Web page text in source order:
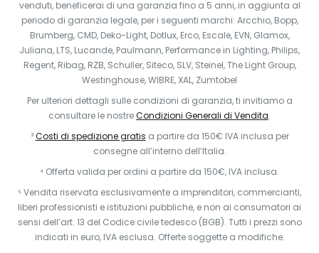
venduti, beneficerai di una garanzia fino a 5 anni, in aggiunta al
periodo di garanzia legale, per i seguenti marchi: Arcchio, Bopp,
Brumberg, CMD, Deko-Light, Dotlux, Erco, Escale, EVN, Glamox,
Juliana, LTS, Lucande, Paulmann, Performance in Lighting, Philips,
Regent, Ribag, RZB, Schuller, Siteco, SLV, Steinel, The Light Group,
Westinghouse, WIBRE, XAL, Zumtobel
Per ulteriori dettagli sulle condizioni di garanzia, ti invitiamo a
consultare le nostreCondizioni Generali di Vendita.
³Costi di spedizione gratis a partire da 150€ IVA inclusa per
consegne all’interno dell’Italia.
⁴ Offerta valida per ordini a partire da 150€, IVA inclusa.
⁵ Vendita riservata esclusivamente a imprenditori, commercianti,
liberi professionisti e istituzioni pubbliche, e non ai consumatori ai
sensi dell’art. 13 del Codice civile tedesco (BGB). Tutti i prezzi sono
indicati in euro, IVA esclusa. Offerte soggette a modifiche.